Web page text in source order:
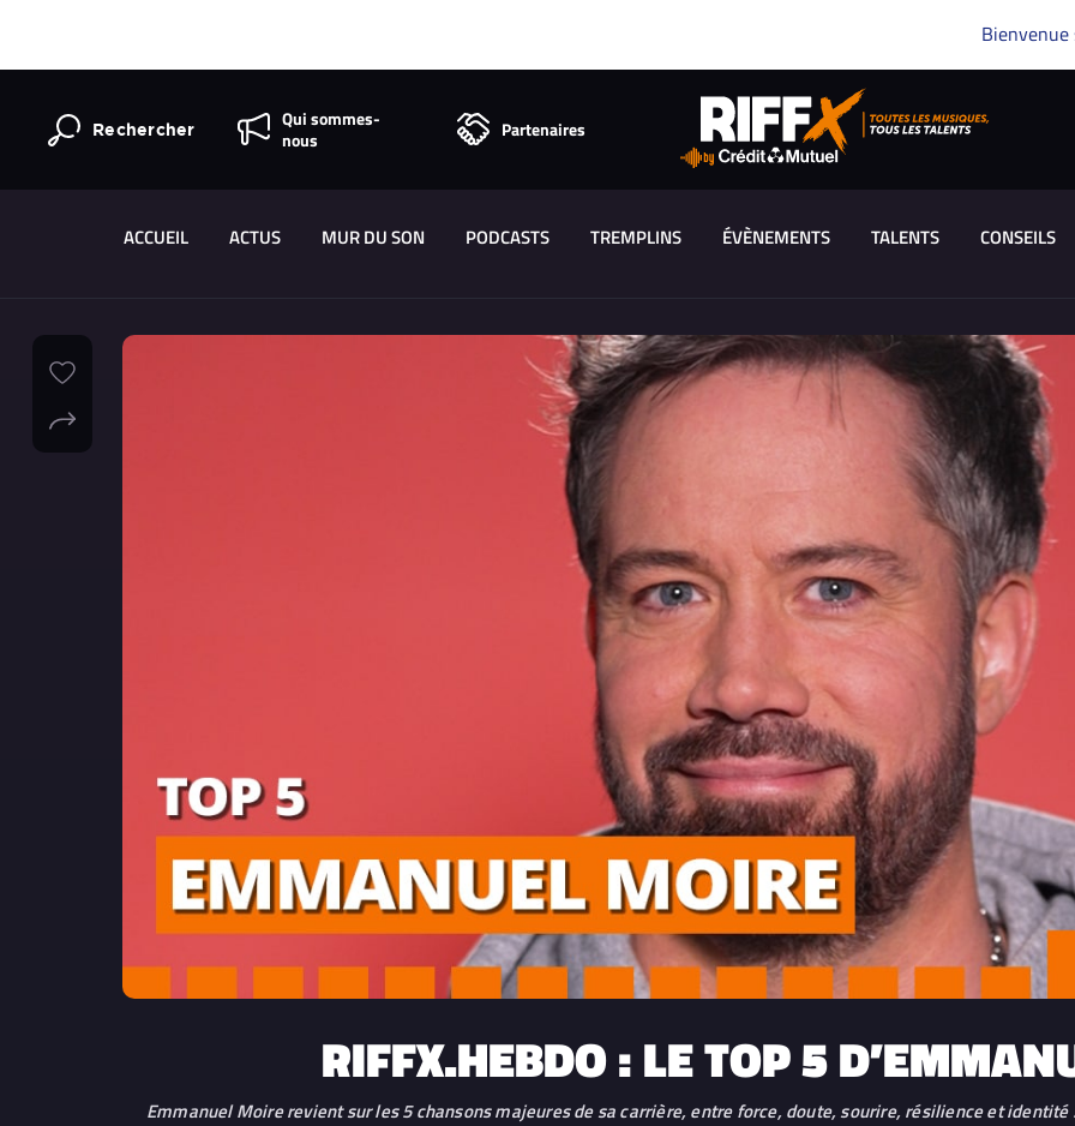
Rechercher
Qui sommes-
nous
Partenaires
ACCUEIL ACTUS MUR DU SON PODCASTS TREMPLINS ÉVÈNEMENTS TALENTS CONSEILS
RIFFX.HEBDO : LE TOP 5
Emmanuel Moire revient sur les 5 chansons majeures de sa carrière, entre force, doute, sourire, résilience et identité